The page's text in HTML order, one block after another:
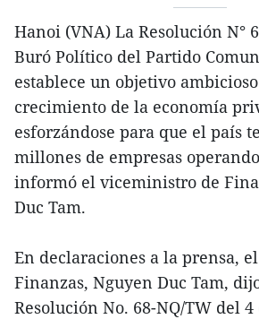
Hanoi (VNA) La Resolución N°
Buró Político del Partido
establece un objetivo
crecimiento de la economía
esforzándose para que el país
millones de empresas
informó el viceministro de
Duc Tam.
En declaraciones a la prensa,
Finanzas, Nguyen Duc Tam,
Resolución No. 68-NQ/TW del